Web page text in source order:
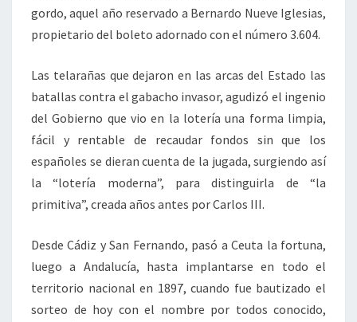
gordo, aquel año reservado a Bernardo Nueve Iglesias,
propietario del boleto adornado con el número 3.604.
Las telarañas que dejaron en las arcas del Estado las
batallas contra el gabacho invasor, agudizó el ingenio
del Gobierno que vio en la lotería una forma limpia,
fácil y rentable de recaudar fondos sin que los
españoles se dieran cuenta de la jugada, surgiendo así
la “lotería moderna”, para distinguirla de “la
primitiva”, creada años antes por Carlos III.
Desde Cádiz y San Fernando, pasó a Ceuta la fortuna,
luego a Andalucía, hasta implantarse en todo el
territorio nacional en 1897, cuando fue bautizado el
sorteo de hoy con el nombre por todos conocido,